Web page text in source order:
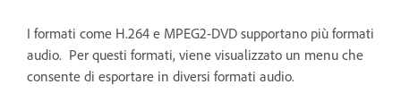
I formati come H.264 e MPEG2-DVD supportano più formati
audio. Per questi formati, viene visualizzato un menu che
consente di esportare in diversi formati audio.